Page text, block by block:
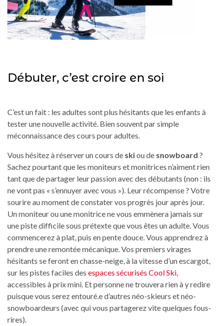
Débuter, c’est croire en soi
C’est un fait : les adultes sont plus hésitants que les enfants à
tester une nouvelle activité. Bien souvent par simple
méconnaissance des cours pour adultes.
Vous hésitez à réserver un cours de skiou de snowboard ?
Sachez pourtant que les moniteurs et monitrices n’aiment rien
tant que de partager leur passion avec des débutants (non : ils
ne vont pas « s’ennuyer avec vous »). Leur récompense ? Votre
sourire au moment de constater vos progrès jour après jour.
Un moniteur ou une monitrice ne vous emmènera jamais sur
une piste difficile sous prétexte que vous êtes un adulte. Vous
commencerez à plat, puis en pente douce. Vous apprendrez à
prendre une remontée mécanique. Vos premiers virages
hésitants se feront en chasse-neige, à la vitesse d’un escargot,
sur les pistes faciles des espaces sécurisés Cool Ski,
accessibles à prix mini. Et personne ne trouvera rien à y redire
puisque vous serez entouré.e d’autres néo-skieurs et néo-
snowboardeurs (avec qui vous partagerez vite quelques fous-
rires).